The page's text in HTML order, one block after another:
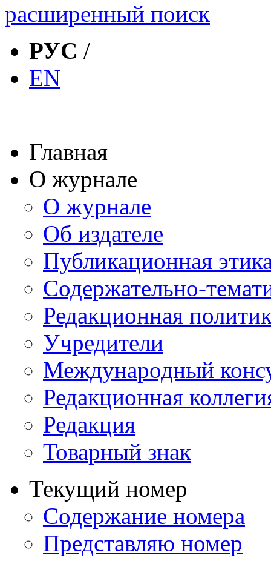
расширенный поиск
РУС /
EN
Главная
О журнале
О журнале
Об издателе
Публикационная
Содержательно-
Редакционная
Учредители
Международный
Редакционная
Редакция
Товарный знак
Текущий номер
Содержание номера
Представляю номер